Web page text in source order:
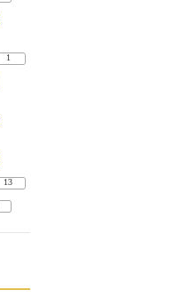
1
13